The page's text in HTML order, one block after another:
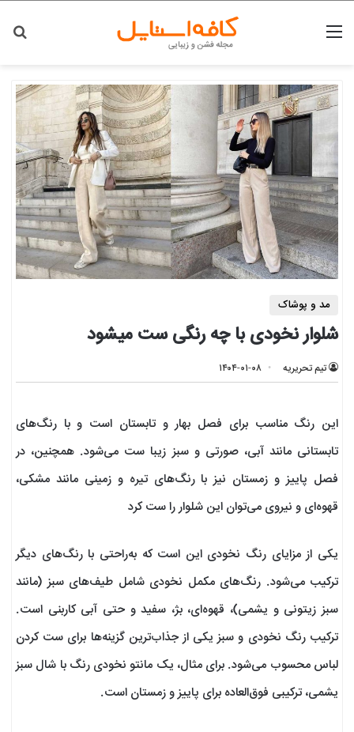
منو
مد و پوشاک
شلوار نخودی با چه رنگی ست میشود
تیم تحریریه ۱۴۰۴-۰۱-۰۸
این رنگ مناسب برای فصل بهار و تابستان است و با رنگ‌های
تابستانی مانند آبی، صورتی و سبز زیبا ست می‌شود. همچنین، در
فصل پاییز و زمستان نیز با رنگ‌های تیره و زمینی مانند مشکی،
قهوه‌ای و نیروی می‌توان این شلوار را ست کرد
یکی از مزایای رنگ نخودی این است که به‌راحتی با رنگ‌های دیگر
ترکیب می‌شود. رنگ‌های مکمل نخودی شامل طیف‌های سبز (مانند
سبز زیتونی و یشمی)، قهوه‌ای، بژ، سفید و حتی آبی کاربنی است.
ترکیب رنگ نخودی و سبز یکی از جذاب‌ترین گزینه‌ها برای ست کردن
لباس محسوب می‌شود. برای مثال، یک مانتو نخودی رنگ با شال سبز
یشمی، ترکیبی فوق‌العاده برای پاییز و زمستان است.